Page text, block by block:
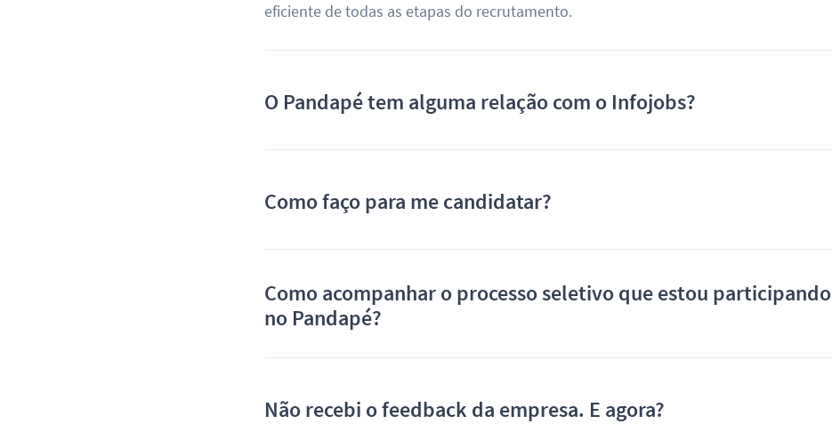
eficiente de todas as etapas do recrutamento.
O Pandapé tem alguma relação com o Infojobs?
Como faço para me candidatar?
Como acompanhar o processo seletivo que estou participando
no Pandapé?
Não recebi o feedback da empresa. E agora?